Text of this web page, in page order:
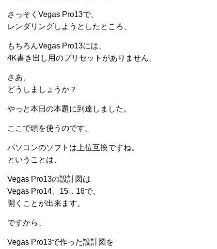
さっそくVegas Pro13で、
レンダリングしようとしたところ、
もちろんVegas Pro13には、
4K書き出し用のプリセットがありません。
さあ、
どうしましょうか？
やっと本日の本題に到達しました。
ここで頭を使うのです。
パソコンのソフトは上位互換ですね。
ということは、
Vegas Pro13の設計図は
Vegas Pro14、15，16で、
開くことが出来ます。
ですから、
Vegas Pro13で作った設計図を